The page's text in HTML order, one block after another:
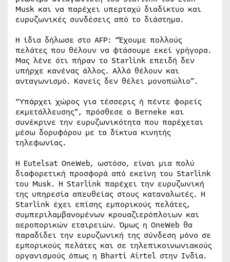
Musk και να παρέχει υπερταχύ διαδίκτυο και
ευρυζωνικές συνδέσεις από το διάστημα.
Η ίδια δήλωσε στο AFP: “Έχουμε πολλούς
πελάτες που θέλουν να φτάσουμε εκεί γρήγορα.
Μας λένε ότι πήραν το Starlink επειδή δεν
υπήρχε κανένας άλλος. Αλλά θέλουν και
ανταγωνισμό. Κανείς δεν θέλει μονοπώλιο”.
“Υπάρχει χώρος για τέσσερις ή πέντε φορείς
εκμετάλλευσης”, πρόσθεσε ο Berneke και
συνέκρινε την ευρυζωνικότητα που παρέχεται
μέσω δορυφόρου με τα δίκτυα κινητής
τηλεφωνίας.
Η Eutelsat OneWeb, ωστόσο, είναι μια πολύ
διαφορετική προσφορά από εκείνη του Starlink
του Musk. Η Starlink παρέχει την ευρυζωνική
της υπηρεσία απευθείας στους καταναλωτές. Η
Starlink έχει επίσης εμπορικούς πελάτες,
συμπεριλαμβανομένων κρουαζιερόπλοιων και
αεροπορικών εταιρειών. Όμως η OneWeb θα
παραδίδει την ευρυζωνική της σύνδεση μόνο σε
εμπορικούς πελάτες και σε τηλεπικοινωνιακούς
οργανισμούς όπως η Bharti Airtel στην Ινδία.